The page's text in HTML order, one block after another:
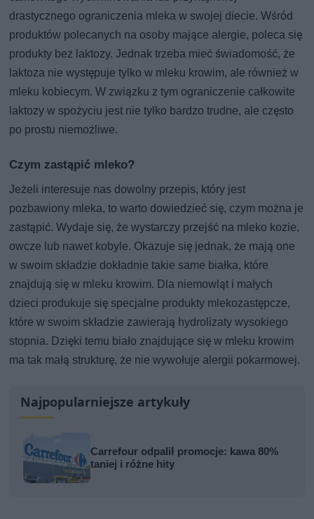
drastycznego ograniczenia mleka w swojej diecie. Wśród
produktów polecanych na osoby mające alergie, poleca się
produkty bez laktozy. Jednak trzeba mieć świadomość, że
laktoza nie występuje tylko w mleku krowim, ale również w
mleku kobiecym. W związku z tym ograniczenie całkowite
laktozy w spożyciu jest nie tylko bardzo trudne, ale często
po prostu niemożliwe.
Czym zastąpić mleko?
Jeżeli interesuje nas dowolny przepis, który jest
pozbawiony mleka, to warto dowiedzieć się, czym można je
zastąpić. Wydaje się, że wystarczy przejść na mleko kozie,
owcze lub nawet kobyle. Okazuje się jednak, że mają one
w swoim składzie dokładnie takie same białka, które
znajdują się w mleku krowim. Dla niemowląt i małych
dzieci produkuje się specjalne produkty mlekozastępcze,
które w swoim składzie zawierają hydrolizaty wysokiego
stopnia. Dzięki temu biało znajdujące się w mleku krowim
ma tak małą strukturę, że nie wywołuje alergii pokarmowej.
Najpopularniejsze artykuły
Carrefour odpalił promocje: kawa 80%
taniej i różne hity